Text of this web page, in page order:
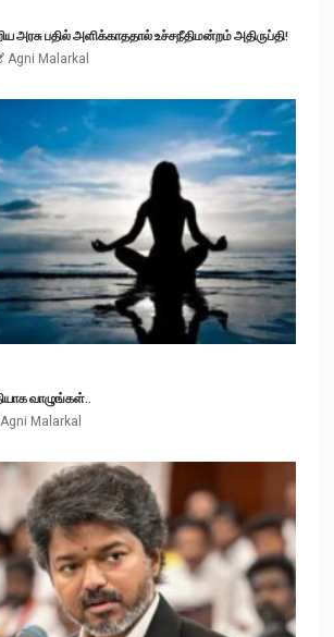
அரசு பதில் அளிக்காததால் உச்சநீதிமன்றம் அதிருப்தி!
Agni Malarkal
வாழுங்கள்..
Agni Malarkal